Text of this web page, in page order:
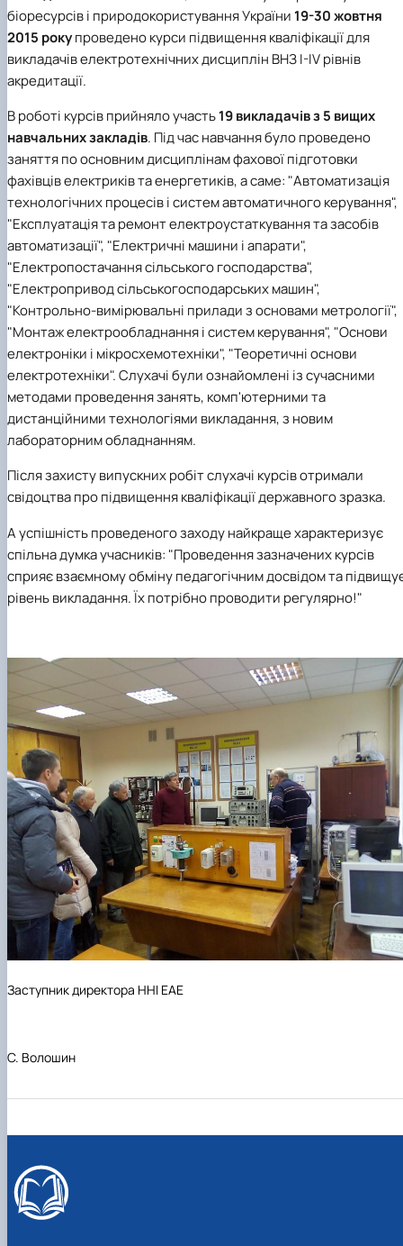
біоресурсів і природокористування України 19-30 жовтня
2015 рокупроведено курси підвищення кваліфікації для
викладачів електротехнічних дисциплін ВНЗ І-ІVрівнів
акредитації.
В роботі курсів прийняло участь19 викладачів з 5 вищих
навчальних закладів. Під час навчання було проведено
заняття по основним дисциплінам фахової підготовки
фахівців електриків та енергетиків, а саме: "Автоматизація
технологічних процесів і систем автоматичного керування",
"Експлуатація та ремонт електроустаткування та засобів
автоматизації", "Електричні машини і апарати",
"Електропостачання сільського господарства",
"Електропривод сільськогосподарських машин",
"Контрольно-вимірювальні прилади з основами метрології",
"Монтаж електрообладнання і систем керування", "Основи
електроніки і мікросхемотехніки", "Теоретичні основи
електротехніки". Слухачі були ознайомлені із сучасними
методами проведення занять, комп'ютерними та
дистанційними технологіями викладання, з новим
лабораторним обладнанням.
Після захисту випускних робіт слухачі курсів отримали
свідоцтва про підвищення кваліфікації державного зразка.
А успішність проведеного заходу найкраще характеризує
спільна думка учасників: "Проведення зазначених курсів
сприяє взаємному обміну педагогічним досвідом та
рівень викладання. Їх потрібно проводити регулярно!"
Заступник директора ННІ ЕАЕ
С. Волошин